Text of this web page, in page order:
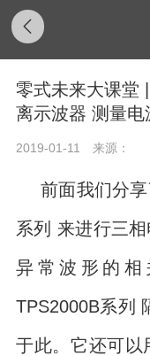
零式未来大课堂
离示波器 测量
2019-01-11 来源：
前面我们分
系列 来进行三
异常波形的
TPS2000B系列
于此。它还可以